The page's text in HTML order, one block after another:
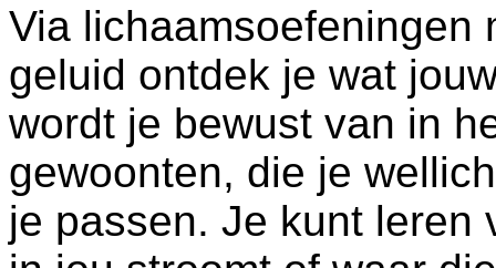
Via lichaamsoefeningen
geluid ontdek je wat
wordt je bewust van in
gewoonten, die je
je passen. Je kunt leren